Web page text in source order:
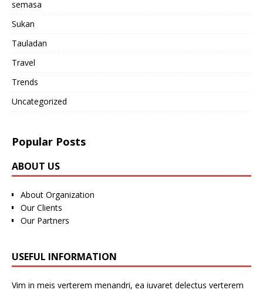
semasa
Sukan
Tauladan
Travel
Trends
Uncategorized
Popular Posts
ABOUT US
About Organization
Our Clients
Our Partners
USEFUL INFORMATION
Vim in meis verterem menandri, ea iuvaret delectus verterem